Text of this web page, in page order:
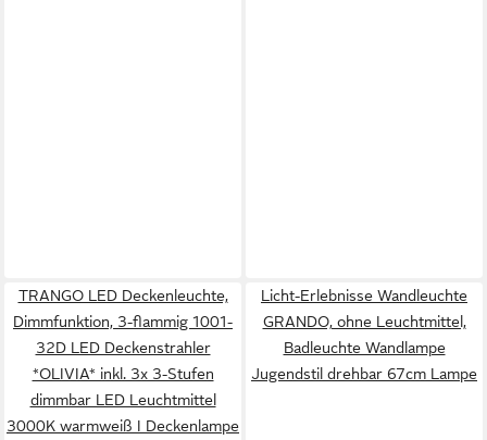
TRANGO LED Deckenleuchte,
Dimmfunktion, 3-flammig 1001-
32D LED Deckenstrahler
*OLIVIA* inkl. 3x 3-Stufen
dimmbar LED Leuchtmittel
3000K warmweiß I Deckenlampe
Licht-Erlebnisse Wandleuchte
GRANDO, ohne Leuchtmittel,
Badleuchte Wandlampe
Jugendstil drehbar 67cm Lampe